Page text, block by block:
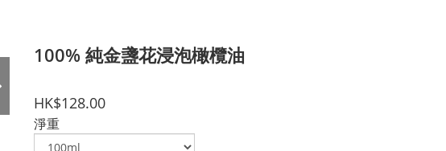
100% 純金盞花浸泡橄欖油
HK$128.00
淨重